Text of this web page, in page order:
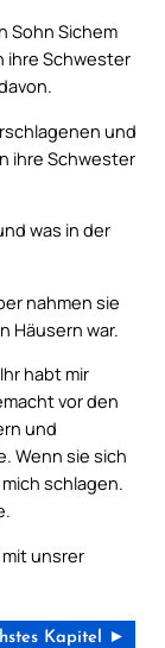
Sohn Sichem
ihre Schwester
und
ihre Schwester
was in der
nahmen sie
Häusern war.
habt mir
vor den
und
Wenn sie sich
schlagen.
unsrer
Kapitel ►